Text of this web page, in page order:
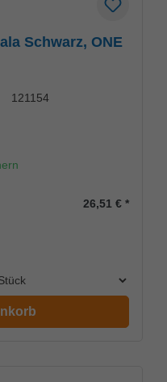
Schwarz, ONE
121154
26,51 €*